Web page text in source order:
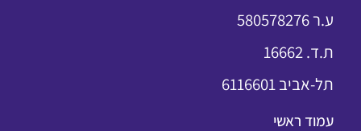
ע.ר 580578276
ת.ד. 16662
תל-אביב 6116601
עמוד ראשי